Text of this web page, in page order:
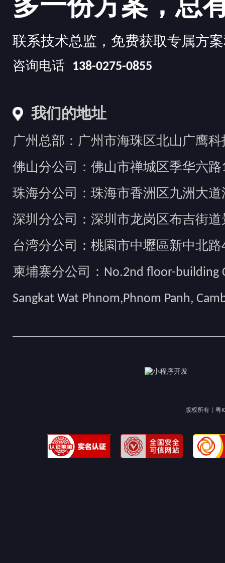
多一份方案，总
联系技术总监，免费获取专属方
咨询电话 138-0275-0855
我们的地址
广州总部：广州市海珠区北山广鹰科
佛山分公司：佛山市禅城区季华六路
珠海分公司：珠海市香洲区九洲大道
深圳分公司：深圳市龙岗区布吉街
台湾分公司：桃園市中壢區新中北路
柬埔寨分公司：No.2nd floor-building
Sangkat Wat Phnom,Phnom Panh,
版权所有 | 粤